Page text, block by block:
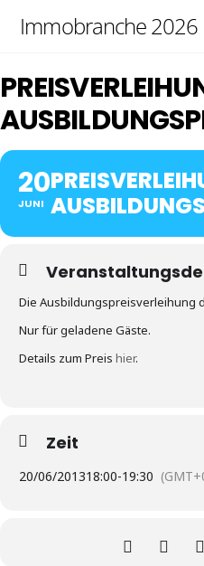
Immobranche 2026
20
JUNI
Die Ausbildungspreisverleihung
Nur für geladene Gäste.
Details zum Preis hier.
Zeit
20/06/201318:00-19:30